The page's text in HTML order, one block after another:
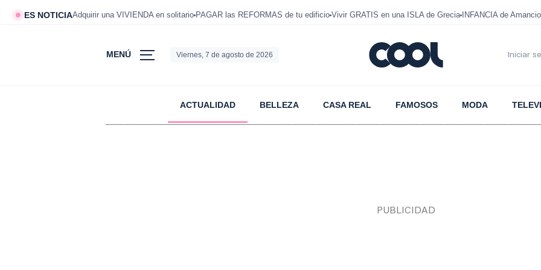
ES NOTICIAAdquirir una VIVIENDA en solitario PAGAR las REFORMAS de tu edificio Vivir GRATIS en una ISLA de Grecia INFANCIA de Amancio
MENÚ Viernes, 7 de agosto de 2026 Iniciar
ACTUALIDAD BELLEZA CASA REAL FAMOSOS MODA